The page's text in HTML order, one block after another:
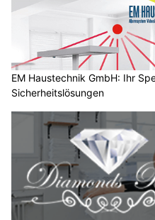
EM Haustechnik GmbH: Ihr
Sicherheitslösungen